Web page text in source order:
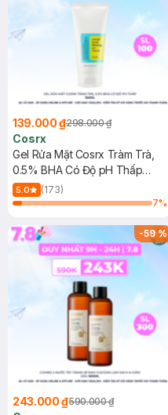
139.000 ₫298.000 ₫
Cosrx
Gel Rửa Mặt Cosrx Tràm Trà,
0.5% BHA Có Độ pH Thấp
150ml
5.0
(173)
7%
-59%
243.000 ₫590.000 ₫